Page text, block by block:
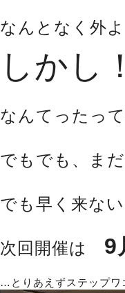
なんとなく外
しかし！
なんてったっ
でもでも、ま
でも早く来な
次回開催は 9
…とりあえずステップワ